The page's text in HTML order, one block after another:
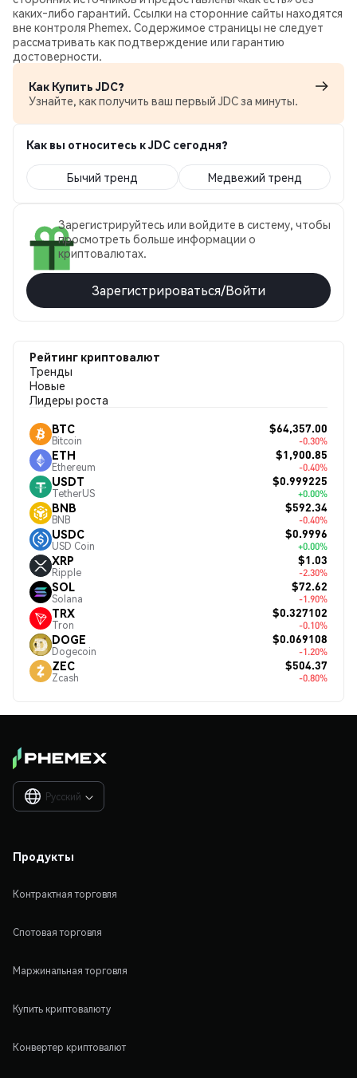
каких‑либо гарантий. Ссылки на сторонние сайты находятся
вне контроля Phemex. Содержимое страницы не следует
рассматривать как подтверждение или гарантию
достоверности.
Как Купить JDC?
Узнайте, как получить ваш первый JDC за минуты.
Как вы относитесь к JDC сегодня?
Бычий тренд Медвежий тренд
Зарегистрируйтесь или войдите в систему, чтобы
просмотреть больше информации о
криптовалютах.
Зарегистрироваться/Войти
Рейтинг криптовалют
Тренды
Новые
Лидеры роста
BTC
Bitcoin
$64,357.00
-0.30%
ETH
Ethereum
$1,900.85
-0.40%
USDT
TetherUS
$0.999225
+0.00%
BNB
BNB
$592.34
-0.40%
USDC
USD Coin
$0.9996
+0.00%
XRP
Ripple
$1.03
-2.30%
SOL
Solana
$72.62
-1.90%
TRX
Tron
$0.327102
-0.10%
DOGE
Dogecoin
$0.069108
-1.20%
ZEC
Zcash
$504.37
-0.80%
Русский 
Продукты
Контрактная торговля
Спотовая торговля
Маржинальная торговля
Купить криптовалюту
Конвертер криптовалют